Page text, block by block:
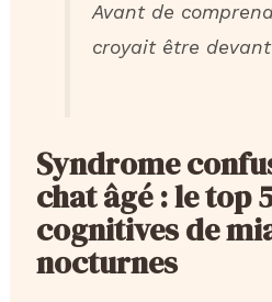
Avant de
croyait être
Syndrome
chat âgé : le top
cognitives de
nocturnes